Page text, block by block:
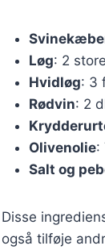
Løg: 2
Hvidløg: 3
Rødvin: 2
Olivenolie:
Salt og
Disse
også tilføje